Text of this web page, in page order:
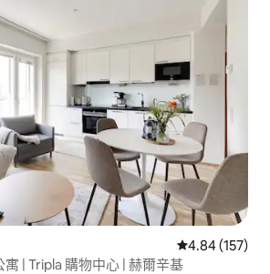
從 157 則評價
4.84 (157)
| Tripla 購物中心 | 赫爾辛基